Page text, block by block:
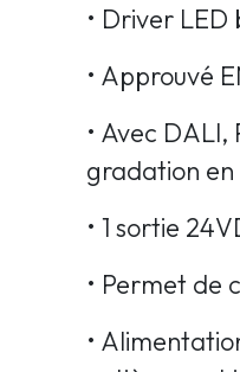
• Driver
• Approuvé
• Avec
gradation en
• 1 sortie
• Permet de
•